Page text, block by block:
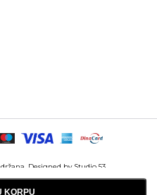
KORPU
Designed by Studio 53
sajtova SEO optimizacija